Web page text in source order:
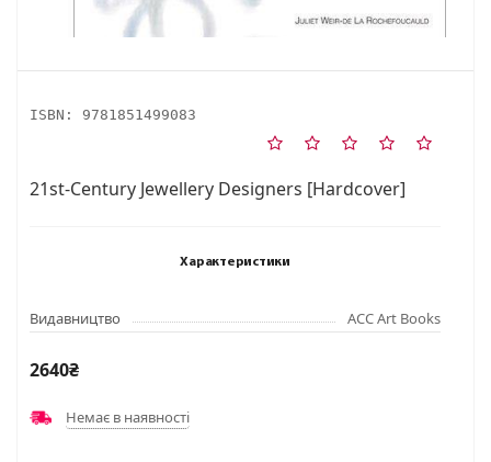
ISBN: 9781851499083
21st-Century Jewellery Designers [Hardcover]
Характеристики
Видавництво ACC Art Books
2640₴
Немає в наявності